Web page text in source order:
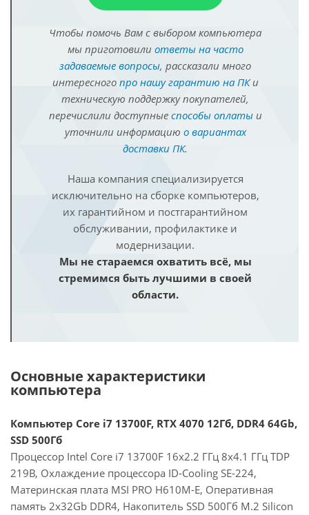
Чтобы помочь Вам с выбором компьютера
мы приготовили ответы на часто
задаваемые вопросы, рассказали много
интересного про нашу гарантию на ПКи
техническую поддержку покупателей,
перечислили доступные способы оплатыи
уточнили информацию о вариантах
доставки ПК.
Наша компания специализируется
исключительно на сборке компьютеров,
их гарантийном и постгарантийном
обслуживании, профилактике и
модернизации.
Мы не стараемся охватить всё, мы
стремимся быть лучшими в своей
области.
Основные характеристики
компьютера
Компьютер Core i7 13700F, RTX 4070 12Гб, DDR4 64Gb,
SSD 500Гб
Процессор Intel Core i7 13700F 16x2.2 ГГц 8x4.1 ГГц TDP
219В, Охлаждение процессора ID-Cooling SE-224,
Материнская плата MSI PRO H610M-E, Оперативная
память 2x32Gb DDR4, Накопитель SSD 500Гб M.2 Silicon